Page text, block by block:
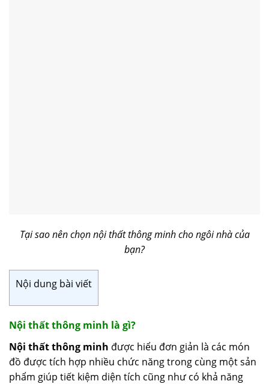
Tại sao nên chọn nội thất thông minh cho ngôi nhà của
bạn?
Nội dung bài viết
Nội thất thông minh là gì?
Nội thất thông minh được hiểu đơn giản là các món
đồ được tích hợp nhiều chức năng trong cùng một sản
phẩm giúp tiết kiệm diện tích cũng như có khả năng